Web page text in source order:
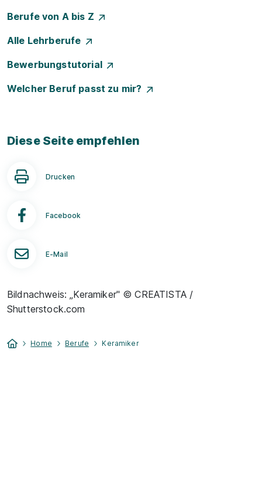
Berufe von A bis Z
Alle Lehrberufe
Bewerbungstutorial
Welcher Beruf passt zu mir?
Diese Seite empfehlen
Drucken
Facebook
E-Mail
Bildnachweis: „Keramiker" © CREATISTA /
Shutterstock.com
Home Berufe Keramiker